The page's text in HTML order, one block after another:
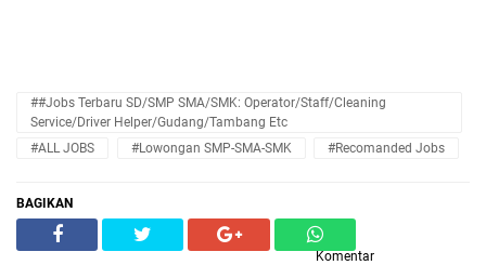
##Jobs Terbaru SD/SMP SMA/SMK: Operator/Staff/Cleaning
Service/Driver Helper/Gudang/Tambang Etc
#ALL JOBS
#Lowongan SMP-SMA-SMK #Recomanded Jobs
BAGIKAN
Komentar